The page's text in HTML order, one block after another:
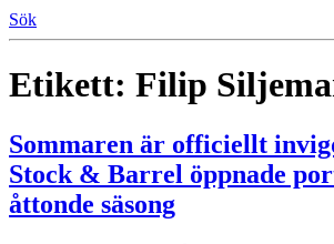
Sök
Etikett: Filip
Sommaren är officiellt
Stock & Barrel öppnade
åttonde säsong